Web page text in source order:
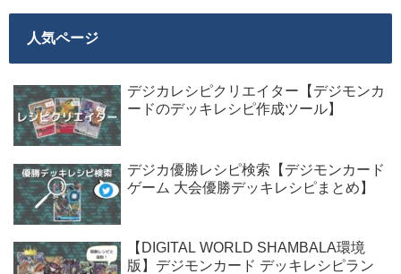
人気ページ
デジカレシピクリエイター【デジモンカ
ードのデッキレシピ作成ツール】
デジカ優勝レシピ検索【デジモンカード
ゲーム 大会優勝デッキレシピまとめ】
【DIGITAL WORLD SHAMBALA環境
版】デジモンカード デッキレシピラン